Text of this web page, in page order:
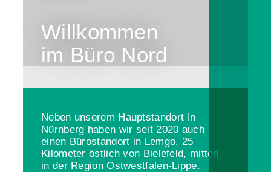
Willkommen
im Büro Nord
Neben unserem Hauptstandort in
Nürnberg haben wir seit 2020 auch
einen Bürostandort in Lemgo, 25
Kilometer östlich von Bielefeld, mitten
in der Region Ostwestfalen-Lippe.